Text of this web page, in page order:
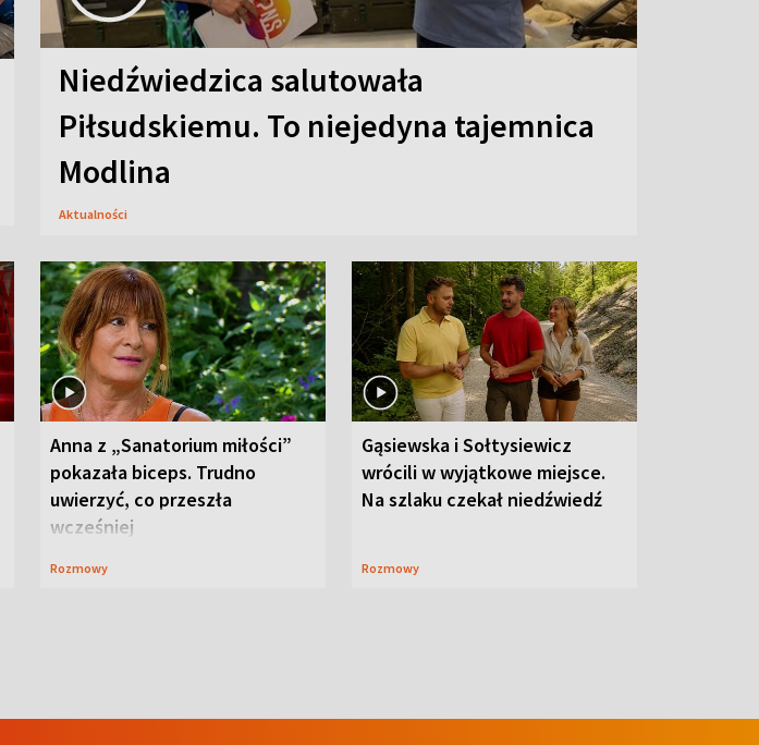
Niedźwiedzica salutowała
Piłsudskiemu. To niejedyna tajemnica
Modlina
Aktualności
Anna z „Sanatorium miłości”
pokazała biceps. Trudno
uwierzyć, co przeszła
wcześniej
Rozmowy
Gąsiewska i Sołtysiewicz
wrócili w wyjątkowe miejsce.
Na szlaku czekał niedźwiedź
Rozmowy